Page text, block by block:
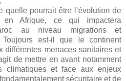
quelle pourrait être l’évolution de
en Afrique, ce qui impactera
au niveau migrations et
Toujours est-il que le continent
différentes menaces sanitaires et
de mettre en avant notamment
climatiques et face aux enjeux
sécuritaire et de